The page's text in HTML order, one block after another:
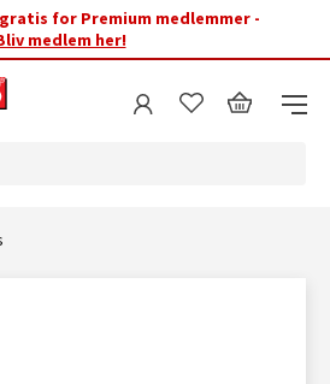
for Premium medlemmer -
medlem her!